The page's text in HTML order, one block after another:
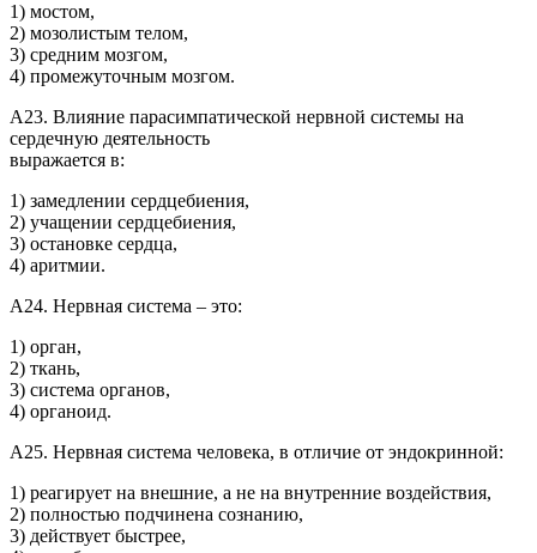
1) мостом,
2) мозолистым телом,
3) средним мозгом,
4) промежуточным мозгом.
А23. Влияние парасимпатической нервной системы на
сердечную деятельность
выражается в:
1) замедлении сердцебиения,
2) учащении сердцебиения,
3) остановке сердца,
4) аритмии.
А24. Нервная система – это:
1) орган,
2) ткань,
3) система органов,
4) органоид.
А25. Нервная система человека, в отличие от эндокринной:
1) реагирует на внешние, а не на внутренние воздействия,
2) полностью подчинена сознанию,
3) действует быстрее,